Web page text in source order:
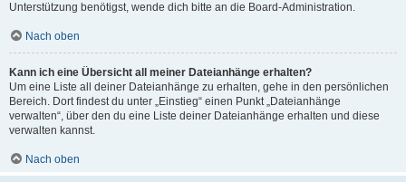
Unterstützung benötigst, wende dich bitte an die Board-Administration.
Nach oben
Kann ich eine Übersicht all meiner Dateianhänge erhalten?
Um eine Liste all deiner Dateianhänge zu erhalten, gehe in den persönlichen
Bereich. Dort findest du unter „Einstieg“ einen Punkt „Dateianhänge
verwalten“, über den du eine Liste deiner Dateianhänge erhalten und diese
verwalten kannst.
Nach oben